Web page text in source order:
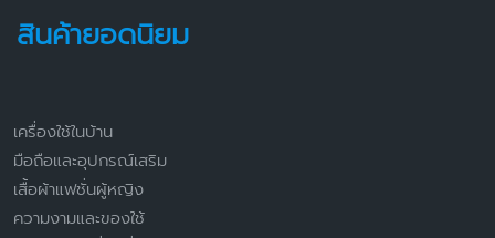
สินค้ายอดนิยม
เครื่องใช้ในบ้าน
มือถือและอุปกรณ์เสริม
เสื้อผ้าแฟชั่นผู้หญิง
ความงามและของใช้